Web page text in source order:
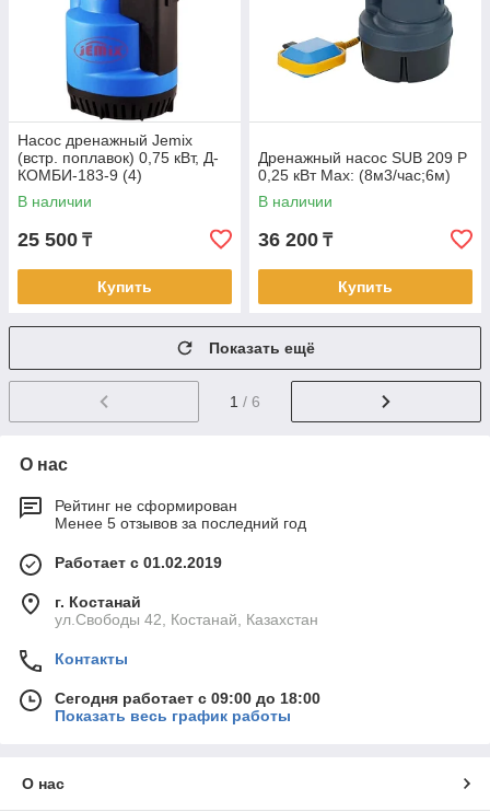
Насос дренажный Jemix
(встр. поплавок) 0,75 кВт, Д-
КОМБИ-183-9 (4)
В наличии
25 500 ₸
Купить
Дренажный насос SUB 209 P
0,25 кВт Max: (8м3/час;6м)
В наличии
36 200 ₸
Купить
Показать ещё
1 / 6
О нас
Рейтинг не сформирован
Менее 5 отзывов за последний год
Работает с 01.02.2019
г. Костанай
ул.Свободы 42, Костанай, Казахстан
Контакты
Сегодня работает с 09:00 до 18:00
Показать весь график работы
О нас